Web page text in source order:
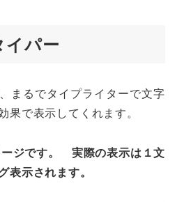
イパー
まるでタイプライターで文字
果で表示してくれます。
ジです。 実際の表示は１文
表示されます。